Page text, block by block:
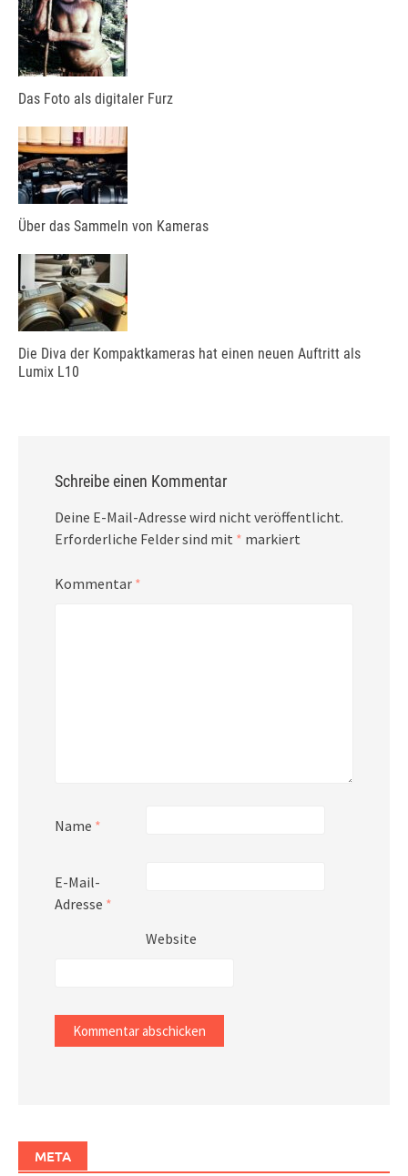
Das Foto als digitaler Furz
Über das Sammeln von Kameras
Die Diva der Kompaktkameras hat einen neuen Auftritt als
Lumix L10
Schreibe einen Kommentar
Deine E-Mail-Adresse wird nicht veröffentlicht.
Erforderliche Felder sind mit * markiert
Kommentar *
Name *
E-Mail-
Adresse *
Website
META